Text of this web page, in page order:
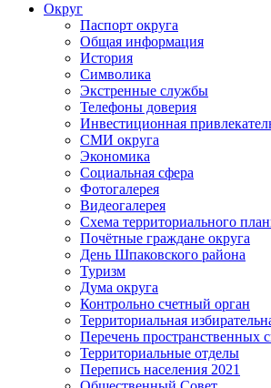
Округ
Паспорт округа
Общая информация
История
Символика
Экстренные службы
Телефоны доверия
Инвестиционная
СМИ округа
Экономика
Социальная сфера
Фотогалерея
Видеогалерея
Схема территориального
Почётные граждане округа
День Шпаковского района
Туризм
Дума округа
Контрольно счетный орган
Территориальная
Перечень пространственных
Территориальные отделы
Перепись населения 2021